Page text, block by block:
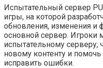
Испытательный сервер
игры, на которой
обновления, изменения и
основной сервер. Игроки
испытательному серверу,
новому контенту и
исправить ошибки.